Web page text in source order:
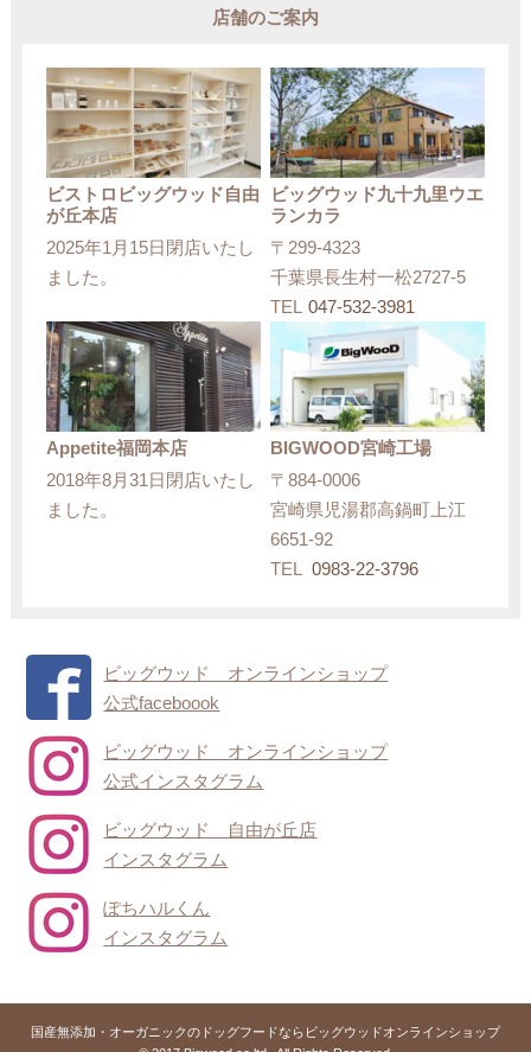
店舗のご案内
ビストロビッグウッド自由
が丘本店
2025年1月15日閉店いたし
ました。
ビッグウッド九十九里ウエ
ランカラ
〒299-4323
千葉県長生村一松2727-5
TEL 047-532-3981
Appetite福岡本店
2018年8月31日閉店いたし
ました。
BIGWOOD宮崎工場
〒884-0006
宮崎県児湯郡高鍋町上江
6651-92
TEL
0983-22-3796
ビッグウッド オンラインショップ
公式faceboook
ビッグウッド オンラインショップ
公式インスタグラム
ビッグウッド 自由が丘店
インスタグラム
ぽちハルくん
インスタグラム
国産無添加・オーガニックのドッグフードならビッグウッドオンラインショップ